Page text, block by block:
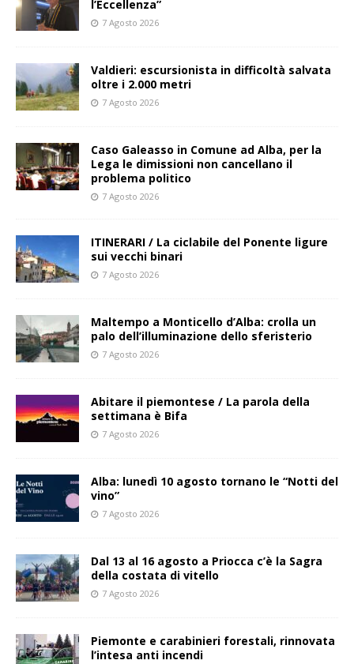
l’Eccellenza”
7 Agosto 2026
Valdieri: escursionista in difficoltà salvata
oltre i 2.000 metri
7 Agosto 2026
Caso Galeasso in Comune ad Alba, per la
Lega le dimissioni non cancellano il
problema politico
7 Agosto 2026
ITINERARI / La ciclabile del Ponente ligure
sui vecchi binari
7 Agosto 2026
Maltempo a Monticello d’Alba: crolla un
palo dell’illuminazione dello sferisterio
7 Agosto 2026
Abitare il piemontese / La parola della
settimana è Bifa
7 Agosto 2026
Alba: lunedì 10 agosto tornano le “Notti del
vino”
7 Agosto 2026
Dal 13 al 16 agosto a Priocca c’è la Sagra
della costata di vitello
7 Agosto 2026
Piemonte e carabinieri forestali, rinnovata
l’intesa anti incendi